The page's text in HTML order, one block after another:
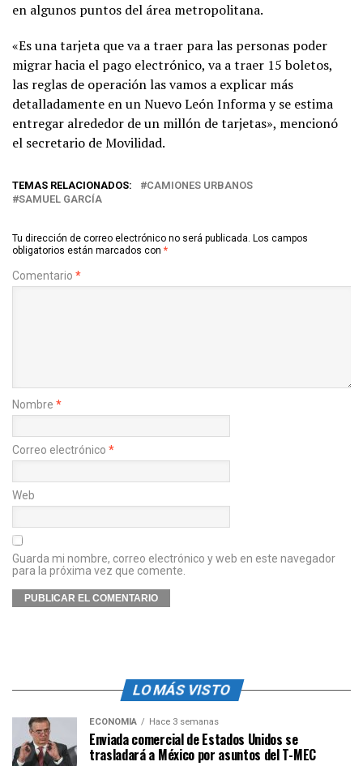
en algunos puntos del área metropolitana.
«Es una tarjeta que va a traer para las personas poder
migrar hacia el pago electrónico, va a traer 15 boletos,
las reglas de operación las vamos a explicar más
detalladamente en un Nuevo León Informa y se estima
entregar alrededor de un millón de tarjetas», mencionó
el secretario de Movilidad.
TEMAS RELACIONADOS:
CAMIONES URBANOS
SAMUEL GARCÍA
Tu dirección de correo electrónico no será publicada. Los campos
obligatorios están marcados con *
Comentario *
Nombre *
Correo electrónico *
Web
Guarda mi nombre, correo electrónico y web en este navegador
para la próxima vez que comente.
LO MÁS VISTO
ECONOMÍA Hace 3 semanas
Enviada comercial de Estados Unidos se
trasladará a México por asuntos del T-MEC